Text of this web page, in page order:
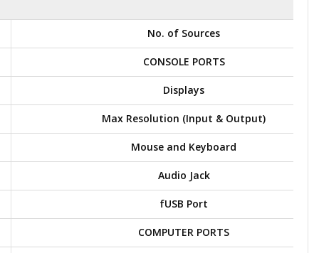
No. of Sources
CONSOLE PORTS
Displays
Max Resolution (Input & Output)
Mouse and Keyboard
Audio Jack
fUSB Port
COMPUTER PORTS